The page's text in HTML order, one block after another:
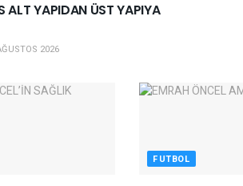
ALT YAPIDAN ÜST YAPIYA
2026
FUTBOL